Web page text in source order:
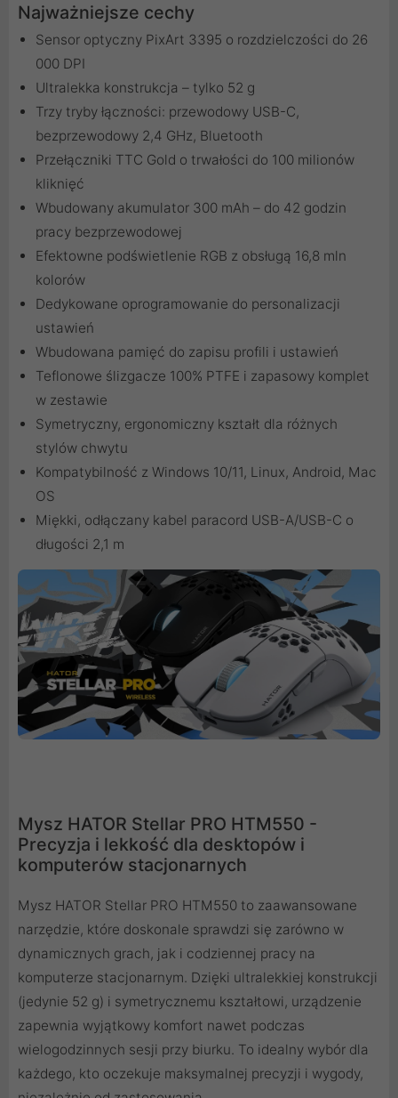
Najważniejsze cechy
Sensor optyczny PixArt 3395 o rozdzielczości do 26
000 DPI
Ultralekka konstrukcja – tylko 52 g
Trzy tryby łączności: przewodowy USB-C,
bezprzewodowy 2,4 GHz, Bluetooth
Przełączniki TTC Gold o trwałości do 100 milionów
kliknięć
Wbudowany akumulator 300 mAh – do 42 godzin
pracy bezprzewodowej
Efektowne podświetlenie RGB z obsługą 16,8 mln
kolorów
Dedykowane oprogramowanie do personalizacji
ustawień
Wbudowana pamięć do zapisu profili i ustawień
Teflonowe ślizgacze 100% PTFE i zapasowy komplet
w zestawie
Symetryczny, ergonomiczny kształt dla różnych
stylów chwytu
Kompatybilność z Windows 10/11, Linux, Android, Mac
OS
Miękki, odłączany kabel paracord USB-A/USB-C o
długości 2,1 m
Mysz HATOR Stellar PRO HTM550 -
Precyzja i lekkość dla desktopów i
komputerów stacjonarnych
Mysz HATOR Stellar PRO HTM550 to zaawansowane
narzędzie, które doskonale sprawdzi się zarówno w
dynamicznych grach, jak i codziennej pracy na
komputerze stacjonarnym. Dzięki ultralekkiej konstrukcji
(jedynie 52 g) i symetrycznemu kształtowi, urządzenie
zapewnia wyjątkowy komfort nawet podczas
wielogodzinnych sesji przy biurku. To idealny wybór dla
każdego, kto oczekuje maksymalnej precyzji i wygody,